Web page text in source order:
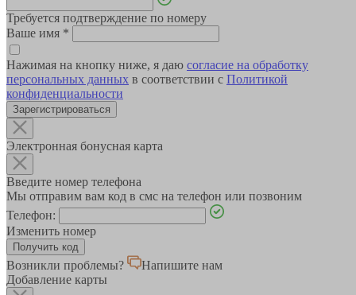
Требуется подтверждение по номеру
Ваше имя *
Нажимая на кнопку ниже, я даю согласие на обработку
персональных данных в соответствии с Политикой
конфиденциальности
Зарегистрироваться
Электронная бонусная карта
Введите номер телефона
Мы отправим вам код в смс на телефон или позвоним
Телефон:
Изменить номер
Возникли проблемы?
Напишите нам
Добавление карты